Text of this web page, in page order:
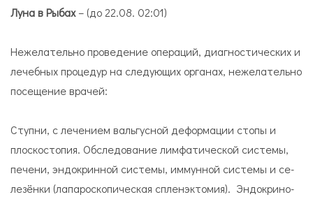
Луна в Рыбах– (до 22.08. 02:01)
Нежелательно проведение операций, диагностических и
лечебных процедур на следующих органах, нежелательно
посещение врачей:
Ступ­ни, с ле­че­нием валь­гус­ной де­фор­ма­ции сто­пы и
плос­ко­сто­пия. Обследование лим­фа­ти­че­ской си­сте­мы,
пе­чени, эн­до­крин­ной си­сте­мы, иммунной си­сте­мы и се­
ле­зён­ки (лапароскопическая спленэктомия). Эн­до­кри­но­